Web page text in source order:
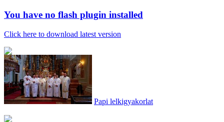
You have no flash plugin installed
Click here to download latest version
Papi lelkigyakorlat